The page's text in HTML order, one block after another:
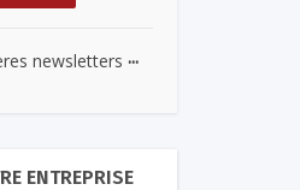
newsletters ...
ENTREPRISE